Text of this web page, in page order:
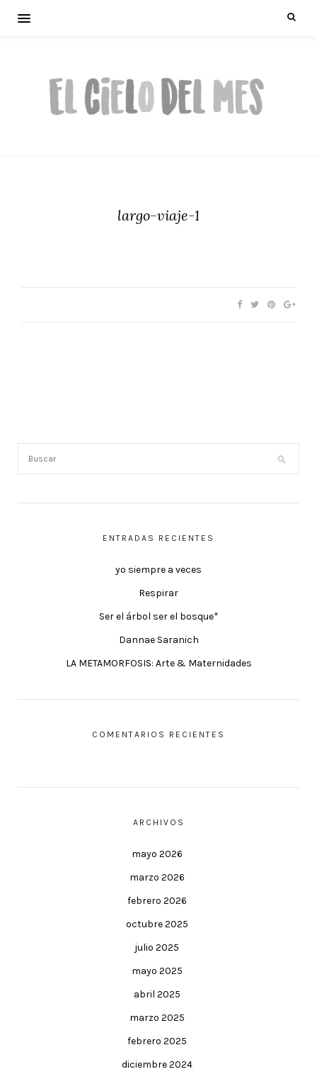
largo-viaje-1
ENTRADAS RECIENTES
yo siempre a veces
Respirar
Ser el árbol ser el bosque*
Dannae Saranich
LA METAMORFOSIS: Arte & Maternidades
COMENTARIOS RECIENTES
ARCHIVOS
mayo 2026
marzo 2026
febrero 2026
octubre 2025
julio 2025
mayo 2025
abril 2025
marzo 2025
febrero 2025
diciembre 2024